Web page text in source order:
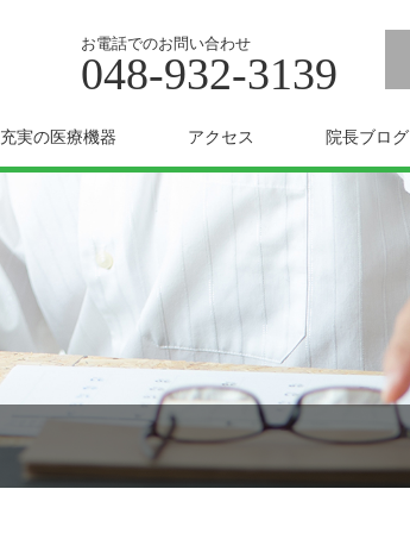
お電話でのお問い合わせ
048-932-3139
充実の医療機器 アクセス 院長ブログ